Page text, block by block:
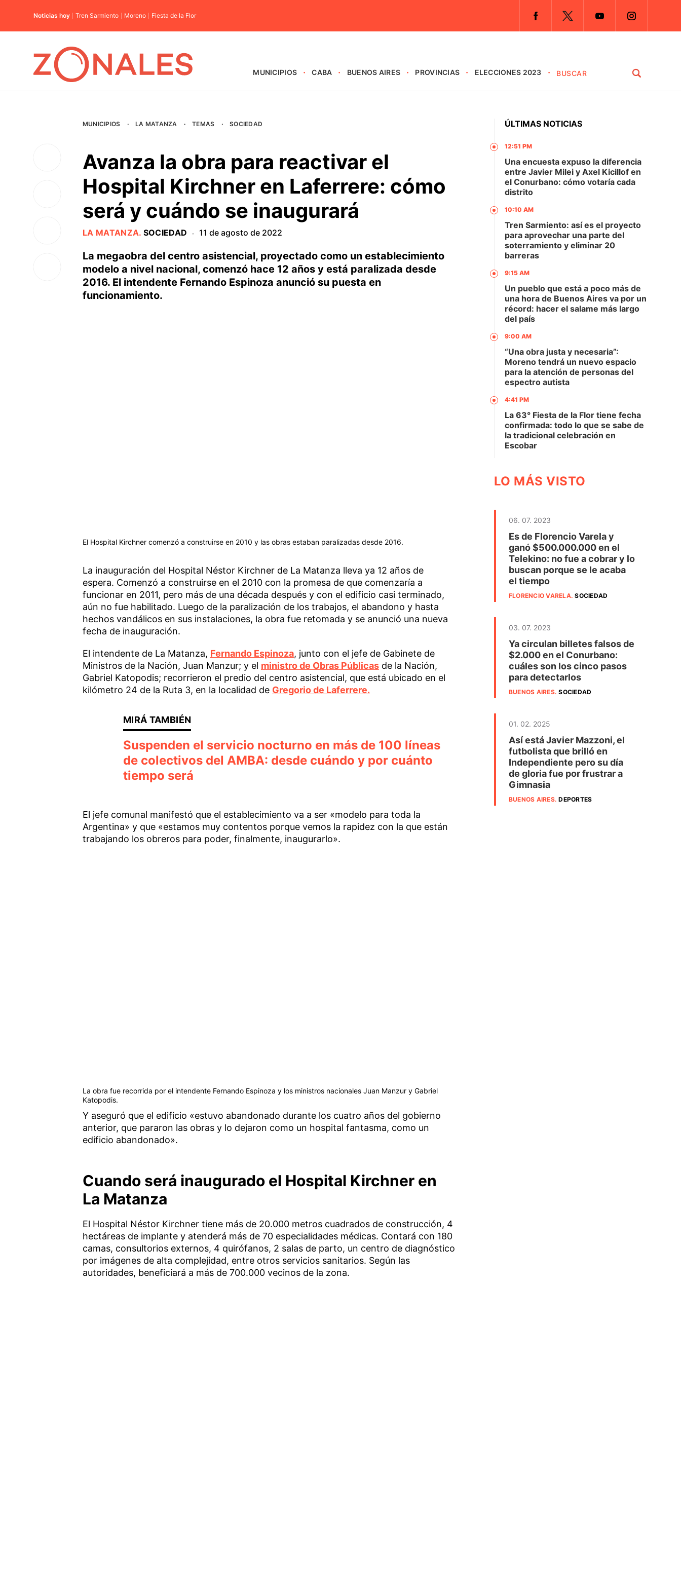
Noticias hoy Tren Sarmiento Moreno Fiesta de la Flor
MUNICIPIOS CABA BUENOS AIRES PROVINCIAS ELECCIONES 2023
MUNICIPIOS · LA MATANZA · TEMAS · SOCIEDAD
Avanza la obra para reactivar el
Hospital Kirchner en Laferrere: cómo
será y cuándo se inaugurará
LA MATANZA. SOCIEDAD · 11 de agosto de 2022
La megaobra del centro asistencial, proyectado como un establecimiento
modelo a nivel nacional, comenzó hace 12 años y está paralizada desde
2016. El intendente Fernando Espinoza anunció su puesta en
funcionamiento.
El Hospital Kirchner comenzó a construirse en 2010 y las obras estaban paralizadas desde 2016.
La inauguración del Hospital Néstor Kirchner de La Matanza lleva ya 12 años de
espera. Comenzó a construirse en el 2010 con la promesa de que comenzaría a
funcionar en 2011, pero más de una década después y con el edificio casi terminado,
aún no fue habilitado. Luego de la paralización de los trabajos, el abandono y hasta
hechos vandálicos en sus instalaciones, la obra fue retomada y se anunció una nueva
fecha de inauguración.
El intendente de La Matanza, Fernando Espinoza, junto con el jefe de Gabinete de
Ministros de la Nación, Juan Manzur; y el ministro de Obras Públicasde la Nación,
Gabriel Katopodis; recorrieron el predio del centro asistencial, que está ubicado en el
kilómetro 24 de la Ruta 3, en la localidad de Gregorio de Laferrere.
Suspenden el servicio nocturno en más de 100 líneas
de colectivos del AMBA: desde cuándo y por cuánto
tiempo será
El jefe comunal manifestó que el establecimiento va a ser «modelo para toda la
Argentina» y que «estamos muy contentos porque vemos la rapidez con la que están
trabajando los obreros para poder, finalmente, inaugurarlo».
La obra fue recorrida por el intendente Fernando Espinoza y los ministros nacionales Juan Manzur y Gabriel
Katopodis.
Y aseguró que el edificio «estuvo abandonado durante los cuatro años del gobierno
anterior, que pararon las obras y lo dejaron como un hospital fantasma, como un
edificio abandonado».
Cuando será inaugurado el Hospital Kirchner en
La Matanza
El Hospital Néstor Kirchner tiene más de 20.000 metros cuadrados de construcción, 4
hectáreas de implante y atenderá más de 70 especialidades médicas. Contará con 180
camas, consultorios externos, 4 quirófanos, 2 salas de parto, un centro de diagnóstico
por imágenes de alta complejidad, entre otros servicios sanitarios. Según las
autoridades, beneficiará a más de 700.000 vecinos de la zona.
ÚLTIMAS NOTICIAS
12:51 PM
Una encuesta expuso la diferencia
entre Javier Milei y Axel Kicillof en
el Conurbano: cómo votaría cada
distrito
10:10 AM
Tren Sarmiento: así es el proyecto
para aprovechar una parte del
soterramiento y eliminar 20
barreras
9:15 AM
Un pueblo que está a poco más de
una hora de Buenos Aires va por un
récord: hacer el salame más largo
del país
9:00 AM
“Una obra justa y necesaria”:
Moreno tendrá un nuevo espacio
para la atención de personas del
espectro autista
4:41 PM
La 63° Fiesta de la Flor tiene fecha
confirmada: todo lo que se sabe de
la tradicional celebración en
Escobar
LO MÁS VISTO
06. 07. 2023
Es de Florencio Varela y
ganó $500.000.000 en el
Telekino: no fue a cobrar y lo
buscan porque se le acaba
el tiempo
FLORENCIO VARELA.SOCIEDAD
03. 07. 2023
Ya circulan billetes falsos de
$2.000 en el Conurbano:
cuáles son los cinco pasos
para detectarlos
BUENOS AIRES.SOCIEDAD
01. 02. 2025
Así está Javier Mazzoni, el
futbolista que brilló en
Independiente pero su día
de gloria fue por frustrar a
Gimnasia
BUENOS AIRES.DEPORTES